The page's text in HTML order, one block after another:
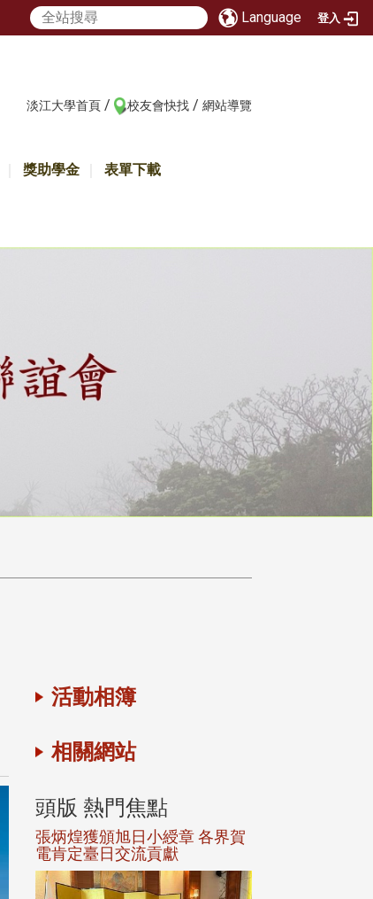
Language 登入
淡江大學首頁 / 校友會快找 / 網站導覽
獎助學金 表單下載
活動相簿
相關網站
綠
頭版 熱門焦點
張炳煌獲頒旭日小綬章 各界賀
電肯定臺日交流貢獻